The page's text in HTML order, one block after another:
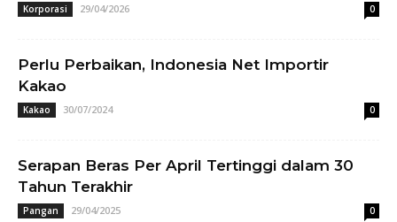
Korporasi 29/04/2026 0
Perlu Perbaikan, Indonesia Net Importir
Kakao
Kakao 30/07/2024 0
Serapan Beras Per April Tertinggi dalam 30
Tahun Terakhir
Pangan 29/04/2025 0